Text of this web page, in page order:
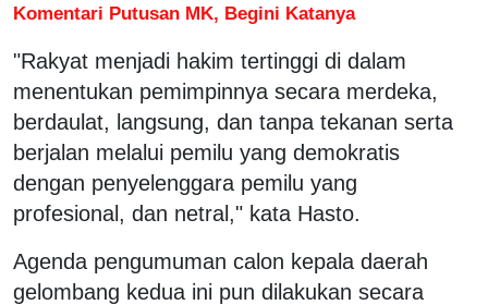
Komentari Putusan MK, Begini Katanya
"Rakyat menjadi hakim tertinggi di dalam
menentukan pemimpinnya secara merdeka,
berdaulat, langsung, dan tanpa tekanan serta
berjalan melalui pemilu yang demokratis
dengan penyelenggara pemilu yang
profesional, dan netral," kata Hasto.
Agenda pengumuman calon kepala daerah
gelombang kedua ini pun dilakukan secara